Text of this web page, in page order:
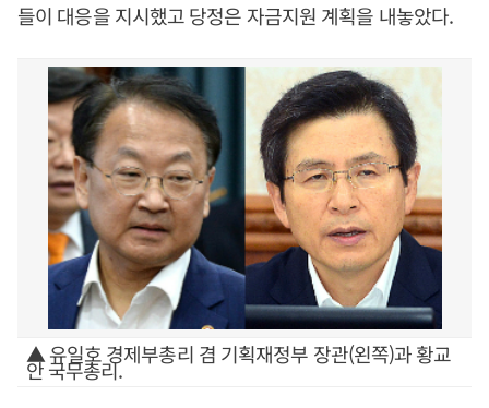
들이 대응을 지시했고 당정은 자금지원 계획을 내놓았다.
▲ 유일호 경제부총리 겸 기획재정부 장관(왼쪽)과 황교
안 국무총리.